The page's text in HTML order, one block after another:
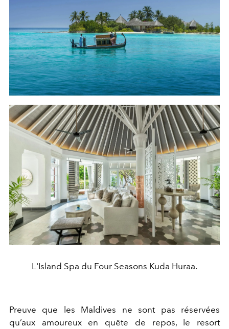
L'Island Spa du Four Seasons Kuda Huraa.
Preuve que les Maldives ne sont pas réservées
qu’aux amoureux en quête de repos, le resort